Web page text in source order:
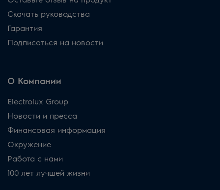
Скачать руководства
Гарантия
Подписаться на новости
О Компании
Electrolux Group
Новости и пресса
Финансовая информация
Окружение
Работа с нами
100 лет лучшей жизни